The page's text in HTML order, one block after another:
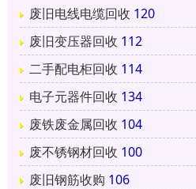
废旧电线电缆回收 120
废旧变压器回收 112
二手配电柜回收 114
电子元器件回收 134
废铁废金属回收 104
废不锈钢材回收 100
废旧钢筋收购 106